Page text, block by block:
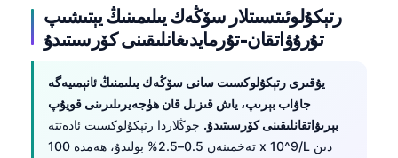
رتېكۇلوئىتسىتلار سۆڭەك يىلىمىنىڭ يېتىشىپ
تۇرۇۋاتقان-تۇرمايدىغانلىقىنى كۆرسىتىدۇ
يۇقىرى رتېكۇلوكسىت سانى سۆڭەك يىلىمنىڭ ئانېمىيەگە
جاۋاب بېرىپ، ياش قىزىل قان ھۈجەيرىلىرىنى قويۇپ
بېرىۋاتقانلىقىنى كۆرسىتىدۇ. چوڭلاردا رتېكۇلوكسىت ئادەتتە
تەخمىنەن 0.5–2.5% بولىدۇ، ھەمدە 100 x 10^9/L دىن